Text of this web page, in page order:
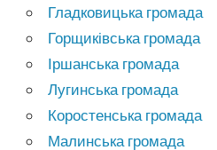
Гладковицька громада
Горщиківська громада
Іршанська громада
Лугинська громада
Коростенська громада
Малинська громада